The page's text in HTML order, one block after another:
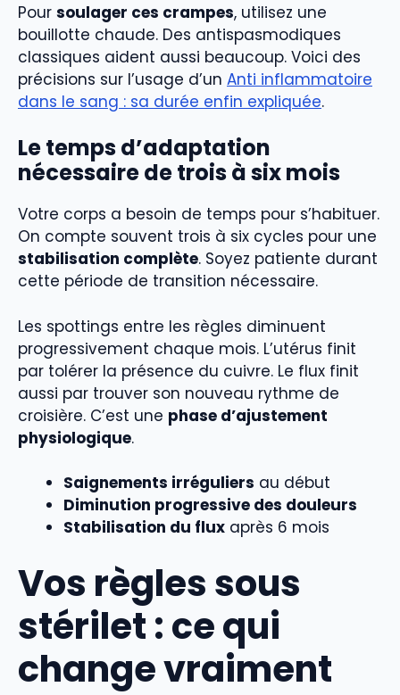
Pour soulager ces crampes, utilisez une
bouillotte chaude. Des antispasmodiques
classiques aident aussi beaucoup. Voici des
précisions sur l’usage d’un Anti inflammatoire
dans le sang : sa durée enfin expliquée.
Le temps d’adaptation
nécessaire de trois à six mois
Votre corps a besoin de temps pour s’habituer.
On compte souvent trois à six cycles pour une
stabilisation complète. Soyez patiente durant
cette période de transition nécessaire.
Les spottings entre les règles diminuent
progressivement chaque mois. L’utérus finit
par tolérer la présence du cuivre. Le flux finit
aussi par trouver son nouveau rythme de
croisière. C’est une phase d’ajustement
physiologique.
Saignements irréguliers au début
Diminution progressive des douleurs
Stabilisation du flux après 6 mois
Vos règles sous
stérilet : ce qui
change vraiment